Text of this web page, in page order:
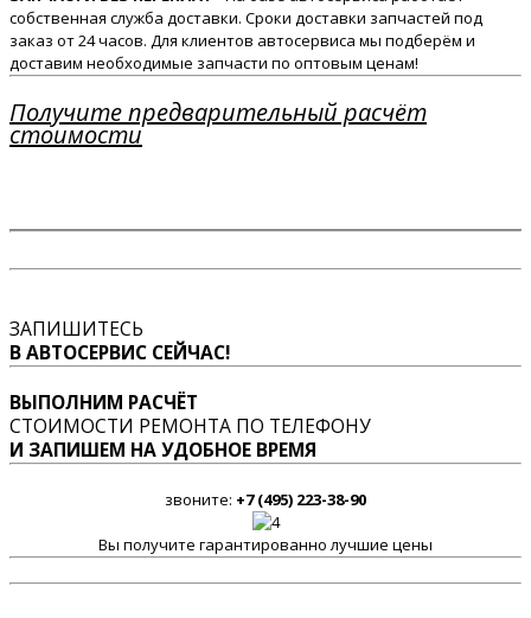
собственная служба доставки. Сроки доставки запчастей под
заказ от 24 часов. Для клиентов автосервиса мы подберём и
доставим необходимые запчасти по оптовым ценам!
Получите предварительный расчёт
стоимости
ЗАПИШИТЕСЬ
В АВТОСЕРВИС СЕЙЧАС!
ВЫПОЛНИМ РАСЧЁТ
СТОИМОСТИ РЕМОНТА ПО ТЕЛЕФОНУ
И ЗАПИШЕМ НА УДОБНОЕ ВРЕМЯ
звоните: +7 (495) 223-38-90
Вы получите гарантированно лучшие цены